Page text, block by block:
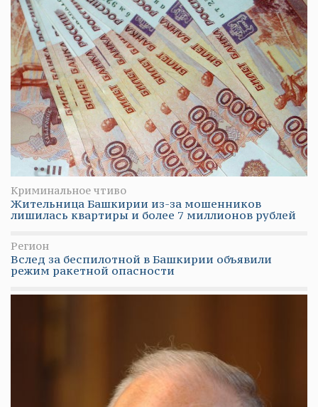
Криминальное чтиво
Жительница Башкирии из-за мошенников
лишилась квартиры и более 7 миллионов рублей
Регион
Вслед за беспилотной в Башкирии объявили
режим ракетной опасности